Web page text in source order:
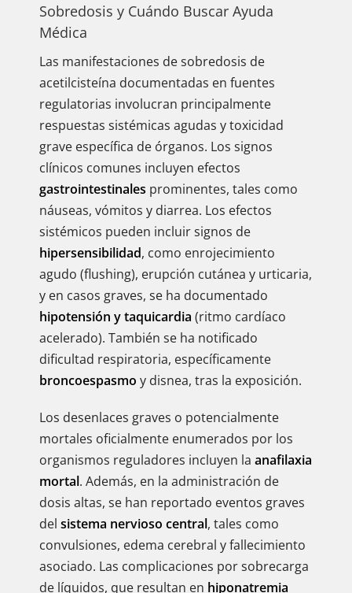
Sobredosis y Cuándo Buscar Ayuda
Médica
Las manifestaciones de sobredosis de
acetilcisteína documentadas en fuentes
regulatorias involucran principalmente
respuestas sistémicas agudas y toxicidad
grave específica de órganos. Los signos
clínicos comunes incluyen efectos
gastrointestinales prominentes, tales como
náuseas, vómitos y diarrea. Los efectos
sistémicos pueden incluir signos de
hipersensibilidad, como enrojecimiento
agudo (flushing), erupción cutánea y urticaria,
y en casos graves, se ha documentado
hipotensión y taquicardia (ritmo cardíaco
acelerado). También se ha notificado
dificultad respiratoria, específicamente
broncoespasmo y disnea, tras la exposición.
Los desenlaces graves o potencialmente
mortales oficialmente enumerados por los
organismos reguladores incluyen la anafilaxia
mortal. Además, en la administración de
dosis altas, se han reportado eventos graves
del sistema nervioso central, tales como
convulsiones, edema cerebral y fallecimiento
asociado. Las complicaciones por sobrecarga
de líquidos, que resultan en hiponatremia